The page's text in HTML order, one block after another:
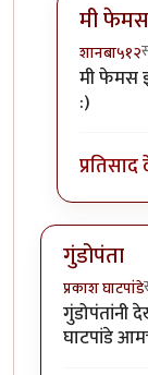
मी फेमस
शानबा५१२
In reply
मी फेमस
:)
गुंडोपंता
प्रकाश घाटपांडे
गुंडोपंतांनी
घाटपांडे